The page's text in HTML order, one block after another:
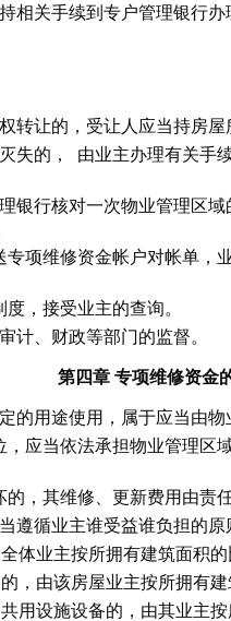
关手续到专户管理银行办
让的，受让人应当持房
失的， 由业主办理有关手
银行核对一次物业管理区
项维修资金帐户对帐单
，接受业主的查询。
计、财政等部门的监督。
第四章 专项维修资金
用途使用，属于应当由
应当依法承担物业管理区
，其维修、更新费用由责任
循业主谁受益谁负担的原
体业主按所拥有建筑面积的
，由该房屋业主按所拥有建
用设施设备的，由其业主按